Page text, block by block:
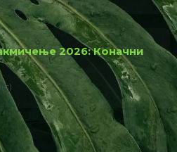
2026: Коначни